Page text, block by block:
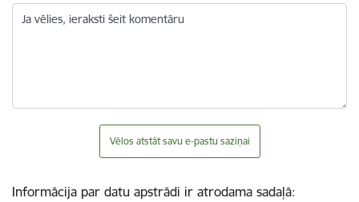
Ja vēlies, ieraksti šeit komentāru
Vēlos atstāt savu e-pastu saziņai
Informācija par datu apstrādi ir atrodama sadaļā: